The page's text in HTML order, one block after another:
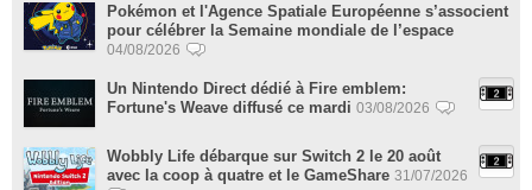
Pokémon et l'Agence Spatiale Européenne s’associent
pour célébrer la Semaine mondiale de l’espace
04/08/2026
Un Nintendo Direct dédié à Fire emblem:
Fortune's Weave diffusé ce mardi 03/08/2026
Wobbly Life débarque sur Switch 2 le 20 août
avec la coop à quatre et le GameShare 31/07/2026